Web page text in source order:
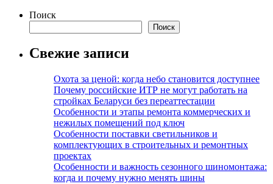
Поиск
Поиск
Свежие записи
Охота за ценой: когда небо становится доступнее
Почему российские ИТР не могут работать на
стройках Беларуси без переаттестации
Особенности и этапы ремонта коммерческих и
нежилых помещений под ключ
Особенности поставки светильников и
комплектующих в строительных и ремонтных
проектах
Особенности и важность сезонного шиномонтажа:
когда и почему нужно менять шины